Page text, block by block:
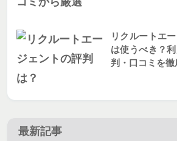
リクルートエ
は使うべき？
判・口コミを徹
最新記事